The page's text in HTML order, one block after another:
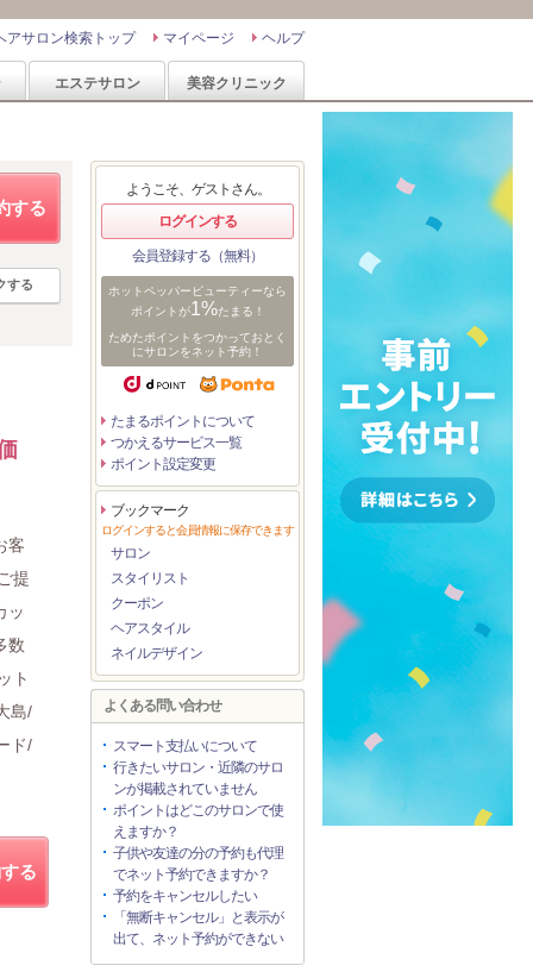
ヘルプ
マイページ
アサロン検索トップ
エステサロン 美容クリニック
する
する
客
提
ッ
数
ト
島/
ド/
る
ようこそ、ゲストさん。
ログインする
会員登録する（無料）
ホットペッパービューティーなら
ポイントが1%たまる！
ためたポイントをつかっておとく
にサロンをネット予約！
たまるポイントについて
つかえるサービス一覧
ポイント設定変更
ブックマーク
ログインすると会員情報に保存できます
サロン
スタイリスト
クーポン
ヘアスタイル
ネイルデザイン
よくある問い合わせ
スマート支払いについて
行きたいサロン・近隣のサロ
ンが掲載されていません
ポイントはどこのサロンで使
えますか？
子供や友達の分の予約も代理
でネット予約できますか？
予約をキャンセルしたい
「無断キャンセル」と表示が
出て、ネット予約ができない